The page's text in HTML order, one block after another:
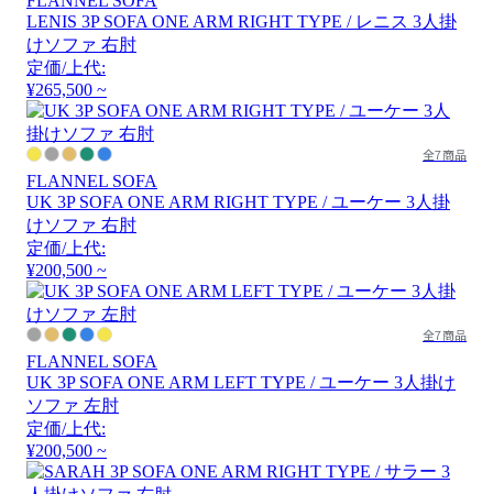
LENIS 3P SOFA ONE ARM RIGHT TYPE / レニス 3人掛
けソファ 右肘
定価/上代:
¥265,500 ~
全7商品
FLANNEL SOFA
UK 3P SOFA ONE ARM RIGHT TYPE / ユーケー 3人掛
けソファ 右肘
定価/上代:
¥200,500 ~
全7商品
FLANNEL SOFA
UK 3P SOFA ONE ARM LEFT TYPE / ユーケー 3人掛け
ソファ 左肘
定価/上代:
¥200,500 ~